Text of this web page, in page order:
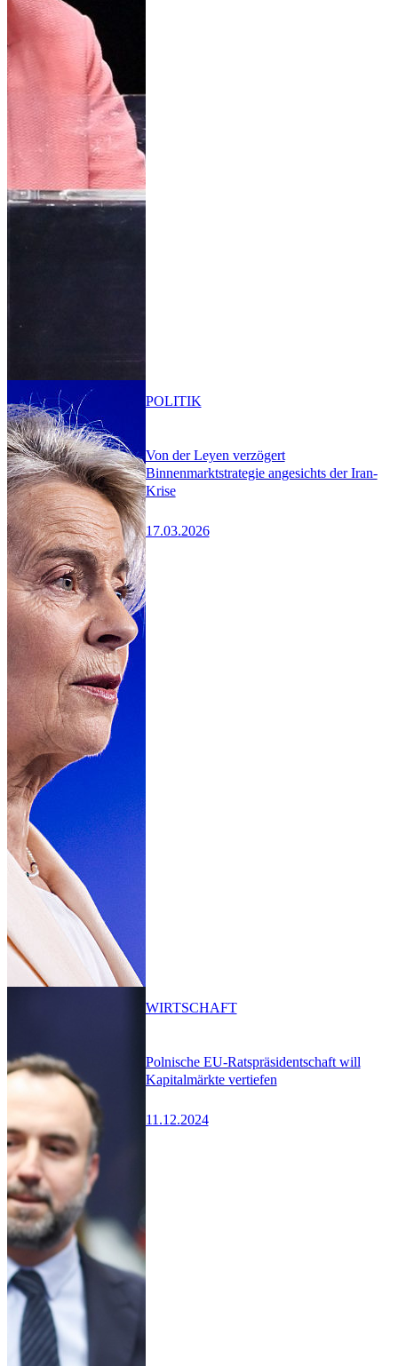
Von der Leyen verzögert
Binnenmarktstrategie angesichts der Iran-
Krise
17.03.2026
POLITIK
Polnische EU-Ratspräsidentschaft will
Kapitalmärkte vertiefen
11.12.2024
WIRTSCHAFT